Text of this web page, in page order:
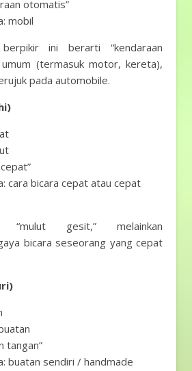
otomatis”
mobil
ini berarti “kendaraan
(termasuk motor, kereta),
pada automobile.
cara bicara cepat atau cepat
“mulut gesit,” melainkan
bicara seseorang yang cepat
tangan”
buatan sendiri / handmade